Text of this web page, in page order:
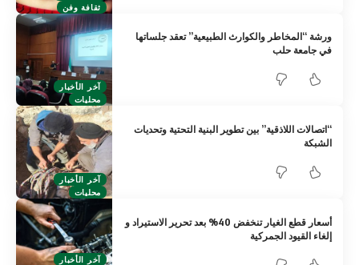
ثقافة وفن
آخر الأخبار
محليات
ورشة “المخاطر والكوارث الطبيعية” تعقد جلساتها
في جامعة حلب
آخر الأخبار
محليات
“اتصالات اللاذقية” بين تطوير البنية التحتية وتحديات
الشبكة
آخر الأخبار
أسعار قطع الغيار تنخفض 40% بعد تحرير الاستيراد و
إلغاء القيود الجمركية